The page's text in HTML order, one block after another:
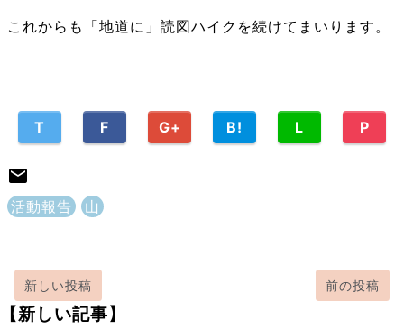
これからも「地道に」読図ハイクを続けてまいります。
T F G+ B! L P
活動報告 山
新しい投稿 前の投稿
【新しい記事】